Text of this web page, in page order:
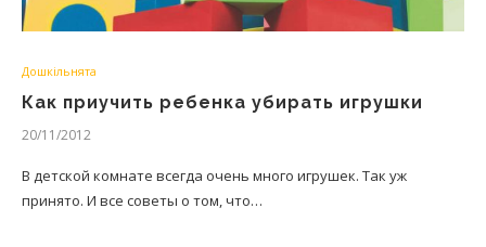
Дошкільнята
Как приучить ребенка убирать игрушки
20/11/2012
В детской комнате всегда очень много игрушек. Так уж
принято. И все советы о том, что…